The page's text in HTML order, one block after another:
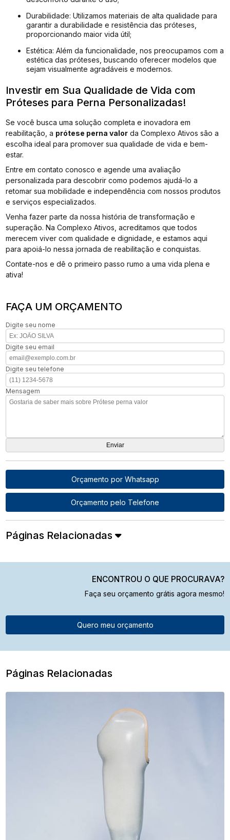
Durabilidade: Utilizamos materiais de alta qualidade para
garantir a durabilidade e resistência das próteses,
proporcionando maior vida útil;
Estética: Além da funcionalidade, nos preocupamos com a
estética das próteses, buscando oferecer modelos que
sejam visualmente agradáveis e modernos.
Investir em Sua Qualidade de Vida com
Próteses para Perna Personalizadas!
Se você busca uma solução completa e inovadora em
reabilitação, a prótese perna valor da Complexo Ativos são a
escolha ideal para promover sua qualidade de vida e bem-
estar.
Entre em contato conosco e agende uma avaliação
personalizada para descobrir como podemos ajudá-lo a
retomar sua mobilidade e independência com nossos produtos
e serviços especializados.
Venha fazer parte da nossa história de transformação e
superação. Na Complexo Ativos, acreditamos que todos
merecem viver com qualidade e dignidade, e estamos aqui
para apoiá-lo nessa jornada de reabilitação e conquistas.
Contate-nos e dê o primeiro passo rumo a uma vida plena e
ativa!
FAÇA UM ORÇAMENTO
Digite seu nome
Digite seu email
Digite seu telefone
Mensagem
Orçamento por Whatsapp
Orçamento pelo Telefone
Páginas Relacionadas
ENCONTROU O QUE PROCURAVA?
Faça seu orçamento grátis agora mesmo!
Quero meu orçamento
Páginas Relacionadas